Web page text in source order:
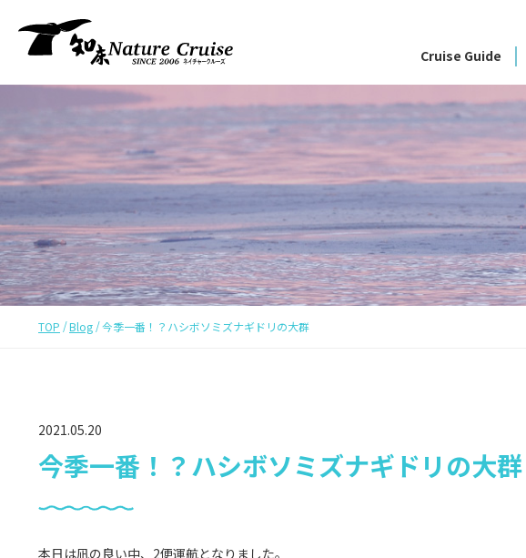
Cruise Guide
TOP Blog 今季一番！？ハシボソミズナギドリの大群
2021.05.20
今季一番！？ハシボソミズナギドリの大群
本日は凪の良い中、2便運航となりました。